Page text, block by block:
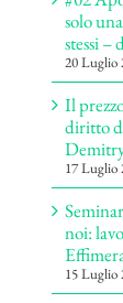
solo
stessi –
20 Luglio
Il
diritto
17 Luglio
noi:
15 Luglio